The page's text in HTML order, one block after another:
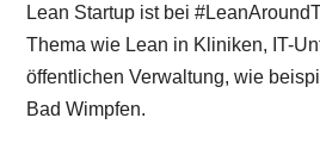
Lean Startup ist bei
Thema wie Lean in Kliniken, IT-
öffentlichen Verwaltung, wie
Bad Wimpfen.